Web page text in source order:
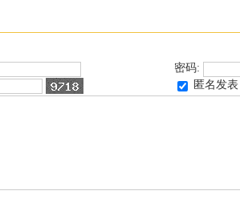
密码:
匿名发表